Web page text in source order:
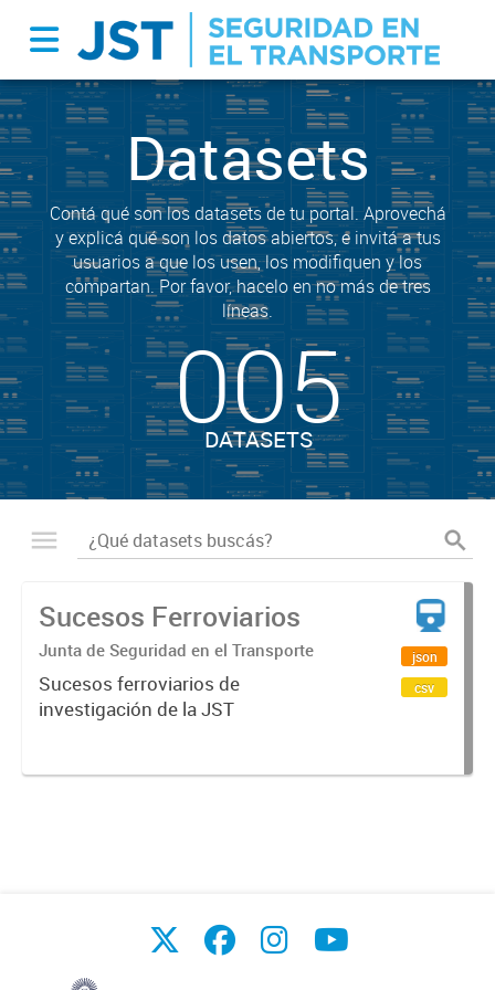
Datasets
Contá qué son los datasets de tu portal. Aprovechá
y explicá qué son los datos abiertos, e invitá a tus
usuarios a que los usen, los modifiquen y los
compartan. Por favor, hacelo en no más de tres
líneas.
005
DATASETS
Sucesos Ferroviarios
Junta de Seguridad en el Transporte
Sucesos ferroviarios de
investigación de la JST
json
csv